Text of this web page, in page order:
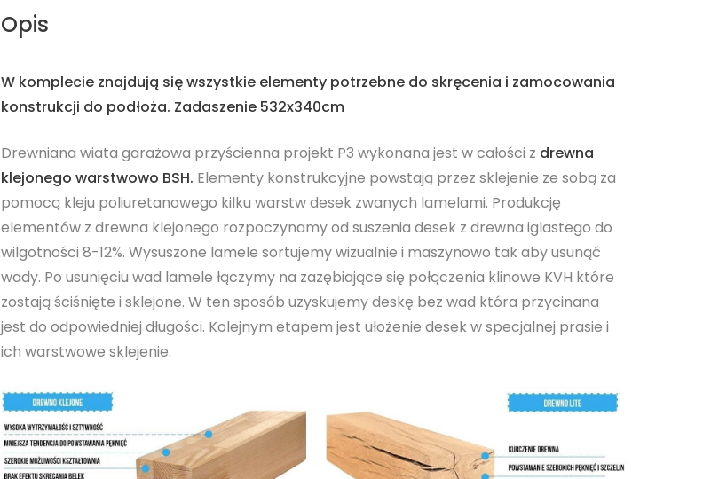
Opis
W komplecie znajdują się wszystkie elementy potrzebne do skręcenia i zamocowania
konstrukcji do podłoża. Zadaszenie 532x340cm
Drewniana wiata garażowa przyścienna projekt P3 wykonana jest w całości z drewna
klejonego warstwowo BSH. Elementy konstrukcyjne powstają przez sklejenie ze sobą za
pomocą kleju poliuretanowego kilku warstw desek zwanych lamelami. Produkcję
elementów z drewna klejonego rozpoczynamy od suszenia desek z drewna iglastego do
wilgotności 8-12%. Wysuszone lamele sortujemy wizualnie i maszynowo tak aby usunąć
wady. Po usunięciu wad lamele łączymy na zazębiające się połączenia klinowe KVH które
zostają ściśnięte i sklejone. W ten sposób uzyskujemy deskę bez wad która przycinana
jest do odpowiedniej długości. Kolejnym etapem jest ułożenie desek w specjalnej prasie i
ich warstwowe sklejenie.